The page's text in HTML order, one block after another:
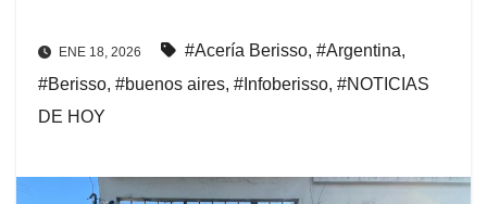
ENE 18, 2026 #Acería Berisso, #Argentina,
#Berisso, #buenos aires, #Infoberisso, #NOTICIAS
DE HOY